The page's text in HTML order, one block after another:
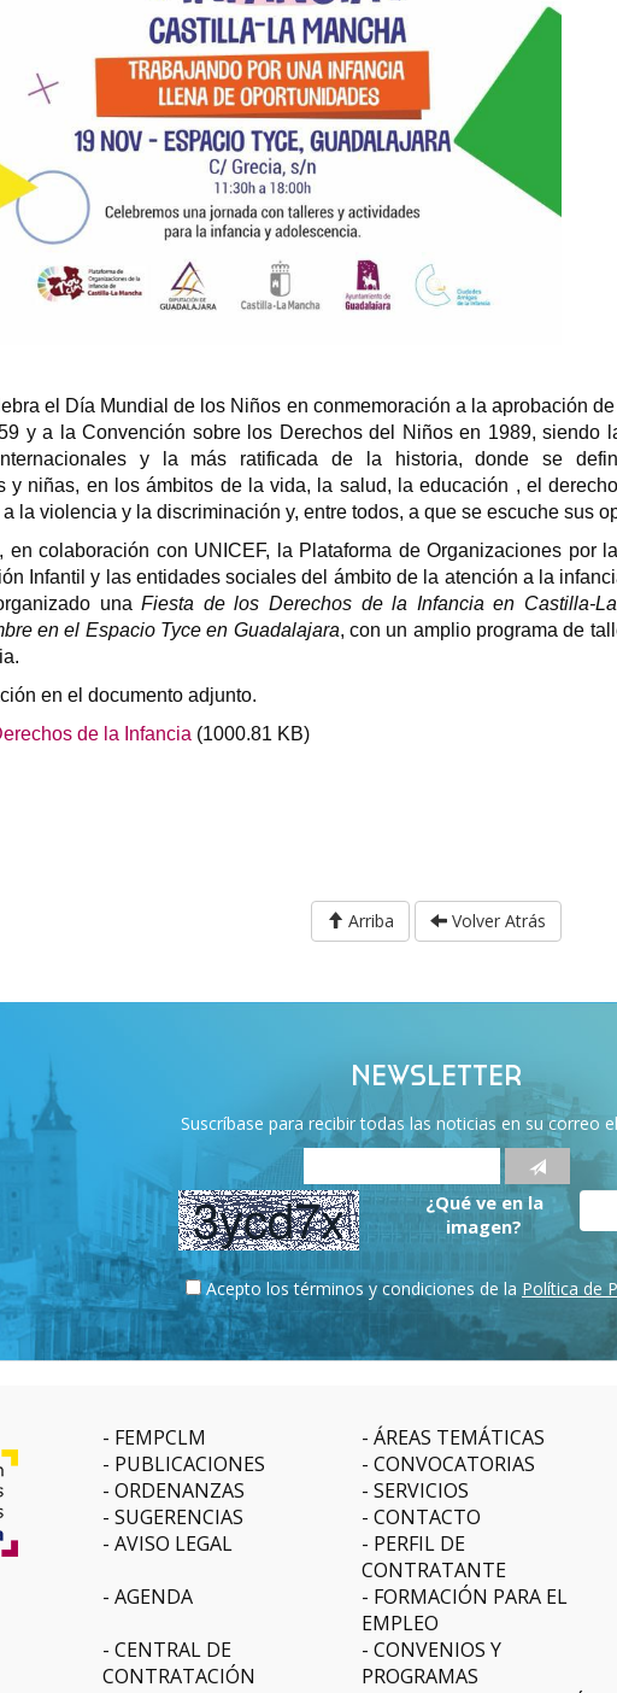
el Día Mundial de los Niños en conmemoración a la aprobación
y a la Convención sobre los Derechos del Niños en 1989, siendo
y la más ratificada de la historia, donde se
y niñas, en los ámbitos de la vida, la salud, la educación , el
la violencia y la discriminación y, entre todos, a que se escuche sus
en colaboración con UNICEF, la Plataforma de Organizaciones por
Infantil y las entidades sociales del ámbito de la atención a la
unaFiesta de los Derechos de la Infancia en Castilla-
en el Espacio Tyce en Guadalajara, con un amplio programa de
en el documento adjunto.
de la Infancia (1000.81 KB)
Arriba Volver Atrás
NEWSLETTER
Suscríbase para recibir todas las noticias en su correo
¿Qué ve en la
imagen?
Acepto los términos y condiciones de la Política de
FEMPCLM ÁREAS TEMÁTICAS
PUBLICACIONES
CONVOCATORIAS
ORDENANZAS
SERVICIOS
SUGERENCIAS
CONTACTO
AVISO LEGAL
PERFIL DE
CONTRATANTE
AGENDA
FORMACIÓN PARA EL
EMPLEO
CENTRAL DE
CONTRATACIÓN
CONVENIOS Y
PROGRAMAS